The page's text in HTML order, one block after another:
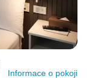
Informace o pokoji